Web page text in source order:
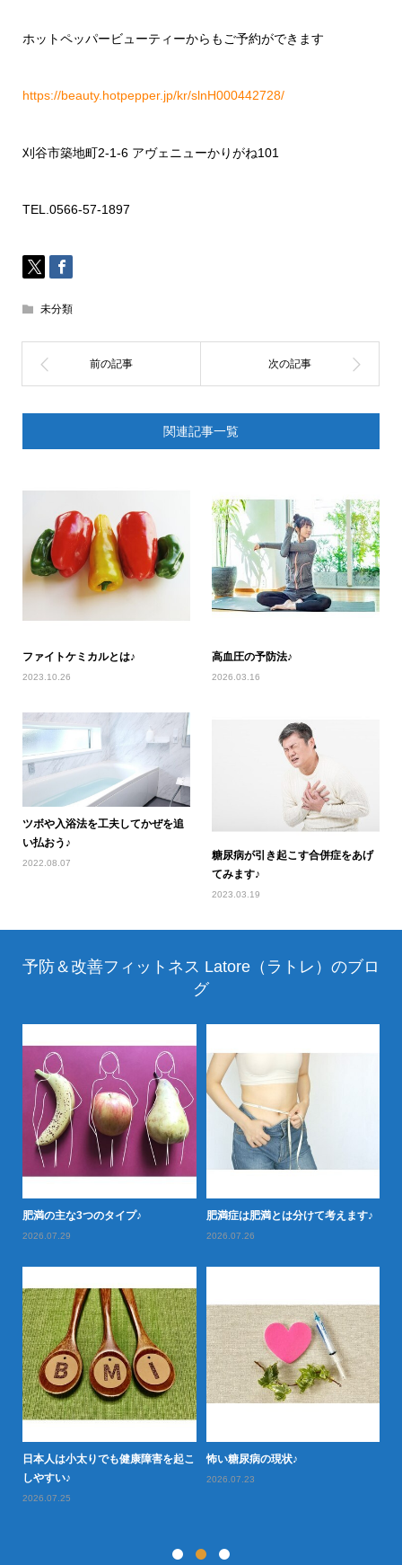
ホットペッパービューティーからもご予約ができます
https://beauty.hotpepper.jp/kr/slnH000442728/
刈谷市築地町2-1-6 アヴェニューかりがね101
TEL.0566-57-1897
未分類
関連記事一覧
ファイトケミカルとは♪
2023.10.26
高血圧の予防法♪
2026.03.16
ツボや入浴法を工夫してかぜを追
い払おう♪
2022.08.07
糖尿病が引き起こす合併症をあげ
てみます♪
2023.03.19
予防＆改善フィットネス Latore（ラトレ）のブロ
グ
肥満の主な3つのタイプ♪
2026.07.29
肥満症は肥満とは分けて考えます♪
2026.07.26
日本人は小太りでも健康障害を起こ
しやすい♪
2026.07.25
怖い糖尿病の現状♪
2026.07.23